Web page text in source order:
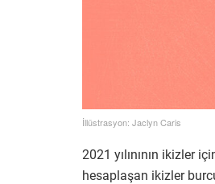
İllüstrasyon: Jaclyn Caris
2021 yılınının ikizler
hesaplaşan ikizler